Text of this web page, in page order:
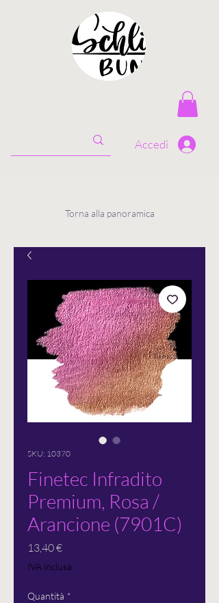
Accedi
Torna alla panoramica
SKU: 10370
Finetec Infradito
Premium, Rosa /
Arancione (7901C)
13,40 €Prezzo
IVA inclusa
Quantità *